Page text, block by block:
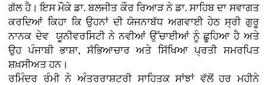
ਗੱਲ ਹੈ। ਇਸ ਮੌਕੇ ਡਾ. ਬਲਜੀਤ ਕੌਰ ਰਿਆੜ ਨੇ ਡਾ. ਸਾਹਿਬ ਦਾ ਸਵਾਗਤ
ਕਰਦਿਆਂ ਕਿਹਾ ਕਿ ਉਹਨਾਂ ਦੀ ਯੋਜਨਾਬੱਧ ਅਗਵਾਈ ਹੇਠ ਸ੍ਰੀ ਗੁਰੂ
ਨਾਨਕ ਦੇਵ ਯੂਨੀਵਰਸਿਟੀ ਨੇ ਨਵੀਆਂ ਉੱਚਾਈਆਂ ਨੂੰ ਛੂਹਿਆ ਹੈ ਅਤੇ
ਉਹ ਪੰਜਾਬੀ ਭਾਸ਼ਾ, ਸੱਭਿਆਚਾਰ ਅਤੇ ਸਿੱਖਿਆ ਪ੍ਰਤੀ ਸਮਰਪਿਤ
ਸ਼ਖ਼ਸੀਅਤ ਹਨ।
ਰਮਿੰਦਰ ਰੰਮੀ ਨੇ ਅੰਤਰਰਾਸ਼ਟਰੀ ਸਾਹਿਤਕ ਸਾਂਝਾਂ ਵੱਲੋਂ ਹਰ ਮਹੀਨੇ